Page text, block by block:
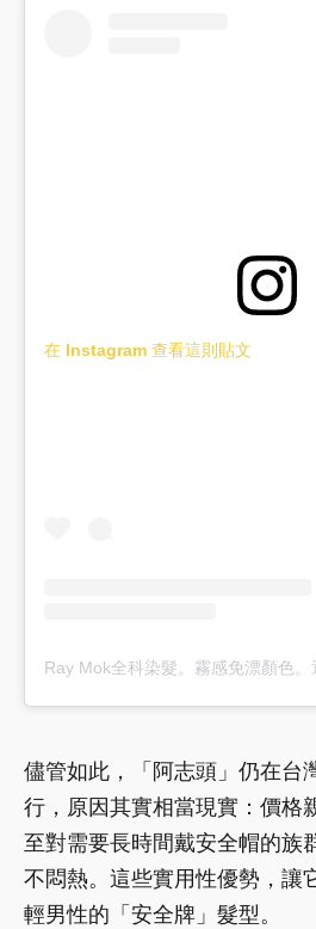
在 Instagram 查看這則貼文
儘管如此，「阿志頭」仍在台
行，原因其實相當現實：價格
至對需要長時間戴安全帽的族
不悶熱。這些實用性優勢，讓
輕男性的「安全牌」髮型。